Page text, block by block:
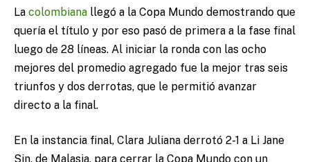
La colombiana llegó a la Copa Mundo demostrando que
quería el título y por eso pasó de primera a la fase final
luego de 28 líneas. Al iniciar la ronda con las ocho
mejores del promedio agregado fue la mejor tras seis
triunfos y dos derrotas, que le permitió avanzar
directo a la final.
En la instancia final, Clara Juliana derrotó 2-1 a Li Jane
Sin, de Malasia, para cerrar la Copa Mundo con un